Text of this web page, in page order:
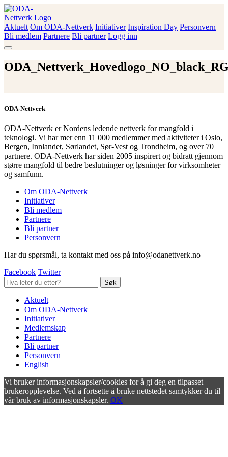
Skip
to
content
ODA-Nettverk
Aktuelt Om ODA-Nettverk Initiativer Inspiration Day Personvern
Bli medlem Partnere Bli partner Logg inn
ODA-Nettverk
ODA-Nettverk er Nordens ledende nettverk for mangfold i
teknologi. Vi har mer enn 11 000 medlemmer med aktiviteter i Oslo,
Bergen, Innlandet, Sørlandet, Sør-Vest og Trondheim, og over 70
partnere. ODA-Nettverk har siden 2005 inspirert og bidratt gjennom
større mangfold til bedre beslutninger og løsninger for virksomheter
og samfunn.
Om ODA-Nettverk
Initiativer
Bli medlem
Partnere
Bli partner
Personvern
Har du spørsmål, ta kontakt med oss på info@odanettverk.no
Facebook Twitter
Aktuelt
Om ODA-Nettverk
Initiativer
Medlemskap
Partnere
Bli partner
Personvern
English
Vi bruker informasjonskapsler/cookies for å gi deg en tilpasset
brukeropplevelse. Ved å fortsette å bruke nettstedet samtykker du til
vår bruk av informasjonskapsler. OK